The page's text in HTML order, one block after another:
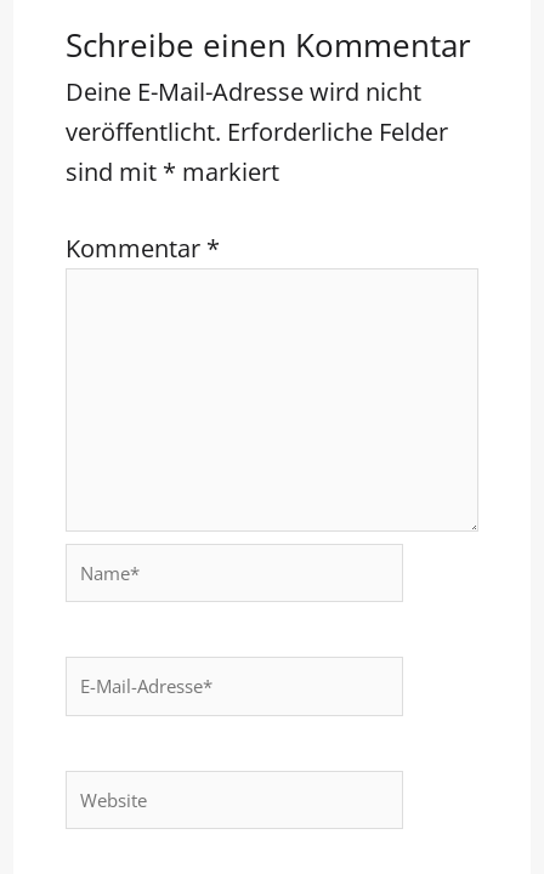
Schreibe einen Kommentar
Deine E-Mail-Adresse wird nicht
veröffentlicht. Erforderliche Felder
sind mit * markiert
Kommentar *
Name*
E-
Mail-
Website